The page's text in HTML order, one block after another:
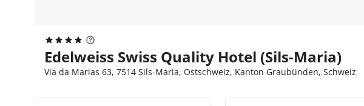
Edelweiss Swiss Quality Hotel (Sils-Maria)
Via da Marias 63, 7514 Sils-Maria, Ostschweiz, Kanton Graubünden, Schweiz